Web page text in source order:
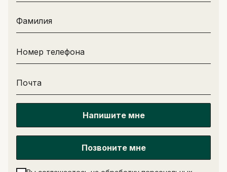
Написать в поддержку
Фамилия
Номер телефона
Почта
Напишите мне
Позвоните мне